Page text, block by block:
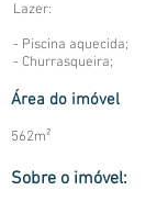
Lazer:
- Piscina aquecida;
- Churrasqueira;
Área do imóvel
562m²
Sobre o imóvel: